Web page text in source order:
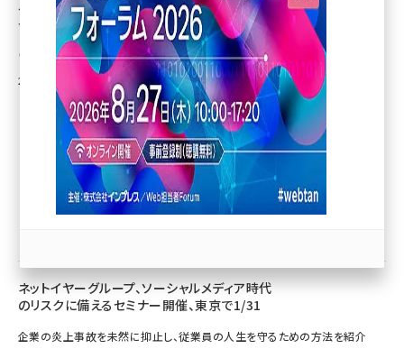
youtube (2441)
note (2317)
セミナー (2310)
z世代 (1623)
meo (1277)
llmo (1167)
～SEO対策で、集客・売上アップを実現したサイトに共通する成功の秘訣と、
今すべき／避けるべきSEO対策法を解説～
網羅株式会社
2010年9月7日 0:04
SEO
ネットイヤーグループ、ソーシャルメディア時代
のリスクに備えるセミナー開催、東京で1/31
企業の炎上事故を未然に抑止し、従業員の人生を守るための方法を紹介